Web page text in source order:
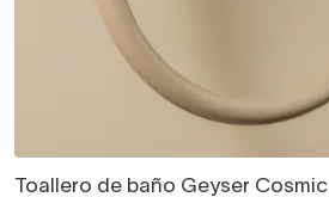
Toallero de baño Geyser Cosmic